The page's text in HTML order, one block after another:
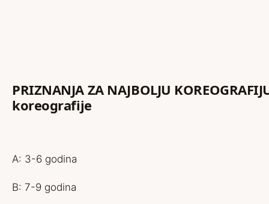
PRIZNANJA ZA NAJBOLJU
koreografije
A: 3-6 godina
B: 7-9 godina